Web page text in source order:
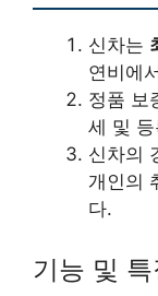
신차는
연비에
정품 보
세 및
신차의
개인의
다.
기능 및 특